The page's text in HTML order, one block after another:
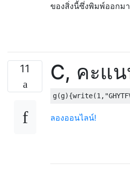
ของสิ่งนี้ซึ่งพิมพ์ออกม
11 C, คะแ
ลองออนไลน์!